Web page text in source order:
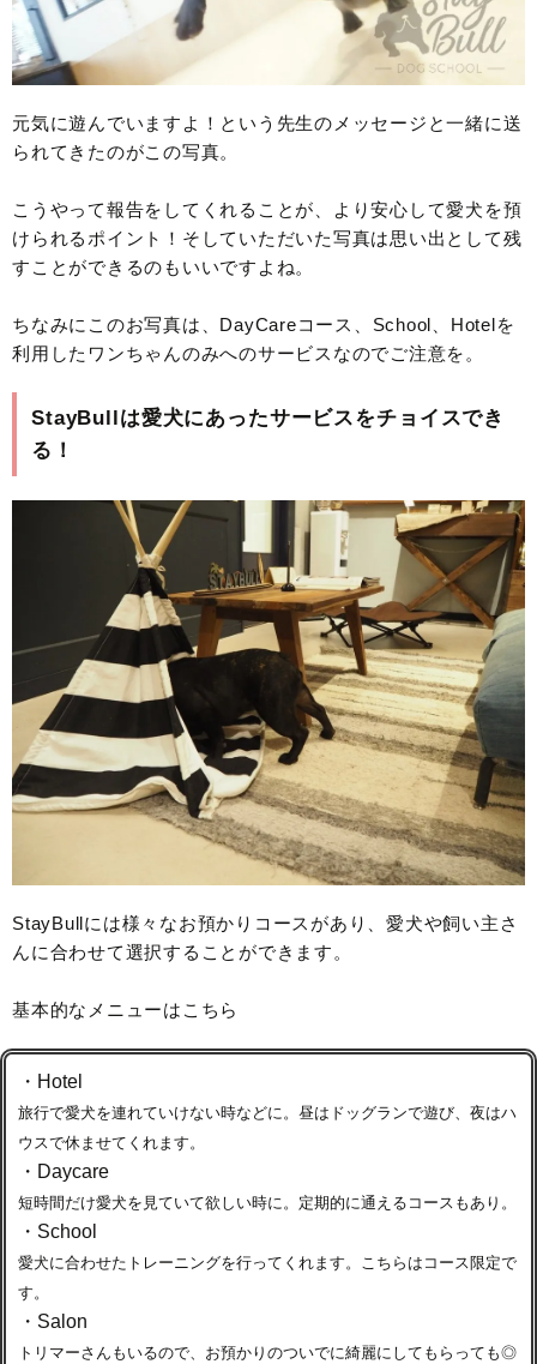
元気に遊んでいますよ！という先生のメッセージと一緒に送
られてきたのがこの写真。
こうやって報告をしてくれることが、より安心して愛犬を預
けられるポイント！そしていただいた写真は思い出として残
すことができるのもいいですよね。
ちなみにこのお写真は、DayCareコース、School、Hotelを
利用したワンちゃんのみへのサービスなのでご注意を。
StayBullは愛犬にあったサービスをチョイスでき
る！
StayBullには様々なお預かりコースがあり、愛犬や飼い主さ
んに合わせて選択することができます。
基本的なメニューはこちら
・Hotel
旅行で愛犬を連れていけない時などに。昼はドッグランで遊び、夜はハ
ウスで休ませてくれます。
・Daycare
短時間だけ愛犬を見ていて欲しい時に。定期的に通えるコースもあり。
・School
愛犬に合わせたトレーニングを行ってくれます。こちらはコース限定で
す。
・Salon
トリマーさんもいるので、お預かりのついでに綺麗にしてもらっても◎